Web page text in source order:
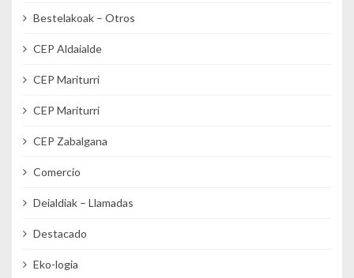
Bestelakoak – Otros
CEP Aldaialde
CEP Mariturri
CEP Mariturri
CEP Zabalgana
Comercio
Deialdiak – Llamadas
Destacado
Eko-logia